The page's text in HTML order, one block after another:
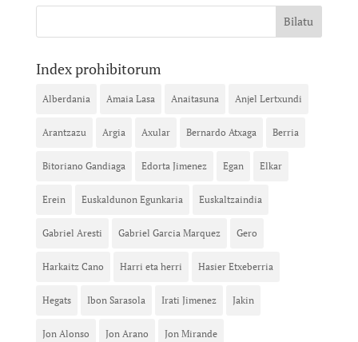
Index prohibitorum
Alberdania Amaia Lasa Anaitasuna Anjel Lertxundi
Arantzazu Argia Axular Bernardo Atxaga Berria
Bitoriano Gandiaga Edorta Jimenez Egan Elkar
Erein Euskaldunon Egunkaria Euskaltzaindia
Gabriel Aresti Gabriel Garcia Marquez Gero
Harkaitz Cano Harri eta herri Hasier Etxeberria
Hegats Ibon Sarasola Irati Jimenez Jakin
Jon Alonso Jon Arano Jon Mirande